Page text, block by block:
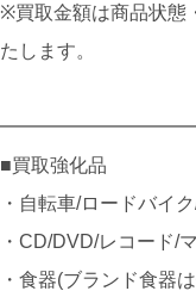
※買取金額は商品状態
たします。
■買取強化品
・自転車/ロードバイ
・CD/DVD/レコード/
・食器(ブランド食器